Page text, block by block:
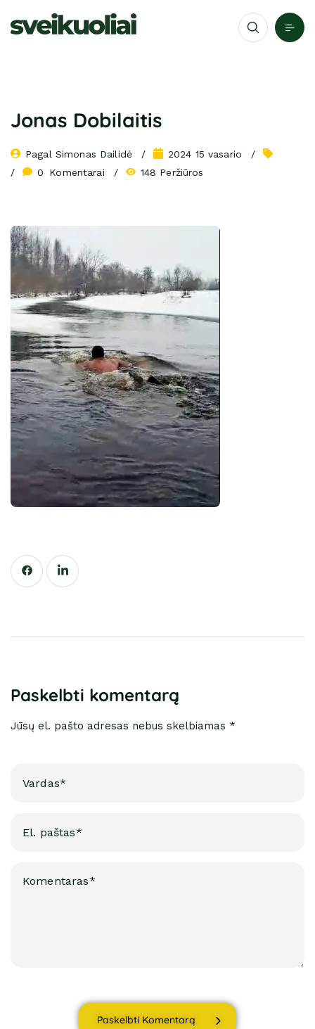
Jonas Dobilaitis
Pagal Simonas Dailidė
2024 15 vasario
0
Komentarai 148 Peržiūros
Paskelbti komentarą
Jūsų el. pašto adresas nebus skelbiamas *
Paskelbti Komentarą